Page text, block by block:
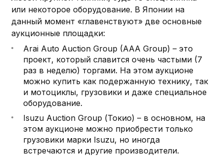
или некоторое оборудование. В Японии на
данный момент «главенствуют» две основные
аукционные площадки:
Arai Auto Auction Group (AAA Group) – это
проект, который славится очень частыми (7
раз в неделю) торгами. На этом аукционе
можно купить как подержанную технику, так
и мотоциклы, грузовики и даже специальное
оборудование.
Isuzu Auction Group (Токио) – в основном, на
этом аукционе можно приобрести только
грузовики марки Isuzu, но иногда
встречаются и другие производители.